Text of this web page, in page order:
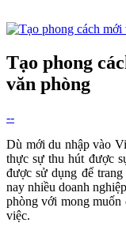
Tạo phong
văn phòng
--
Dù mới du nhập vào
thực sự thu hút được
được sử dụng để
nay nhiều doanh
phòng với mong muốn
việc.